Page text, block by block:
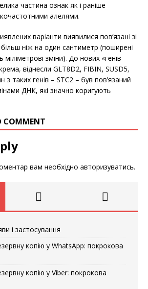
частина ознак як і раніше
алелями.
варіанти виявилися пов’язані зі
ніж на один сантиметр (поширені
міліметрові зміни). До нових «генів
віднесли GLT8D2, FIBIN, SUSD5,
з таких генів – STC2 – був пов’язаний
ДНК, які значно коригують
COMMENT
вам необхідно авторизуватись.
і застосування
копію у WhatsApp: покрокова
копію у Viber: покрокова